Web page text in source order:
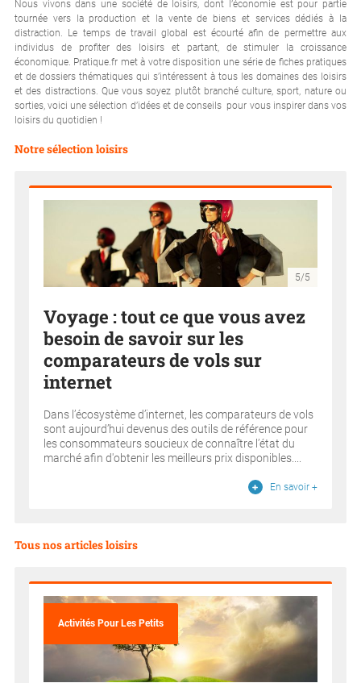
Nous vivons dans une société de loisirs, dont l’économie est pour partie
tournée vers la production et la vente de biens et services dédiés à la
distraction. Le temps de travail global est écourté afin de permettre aux
individus de profiter des loisirs et partant, de stimuler la croissance
économique. Pratique.fr met à votre disposition une série de fiches pratiques
et de dossiers thématiques qui s’intéressent à tous les domaines des loisirs
et des distractions. Que vous soyez plutôt branché culture, sport, nature ou
sorties, voici une sélection d’idées et de conseils pour vous inspirer dans vos
loisirs du quotidien !
Notre sélection loisirs
5/5
Voyage : tout ce que vous avez
besoin de savoir sur les
comparateurs de vols sur
internet
Dans l’écosystème d’internet, les comparateurs de vols
sont aujourd’hui devenus des outils de référence pour
les consommateurs soucieux de connaître l’état du
marché afin d'obtenir les meilleurs prix disponibles....
En savoir +
Tous nos articles loisirs
Activités Pour Les Petits